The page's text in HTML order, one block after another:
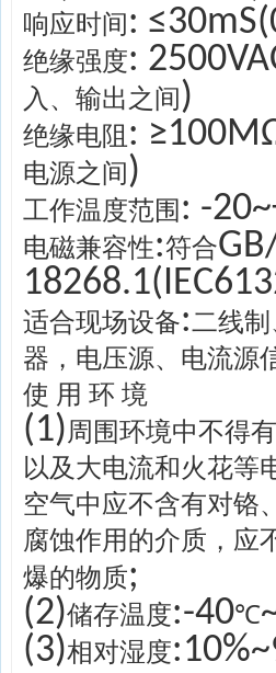
响应时间:
绝缘强度:
入、输出之间)
绝缘电阻 :
电源之间)
工作温度范围 : -
电磁兼容性:符合
适合现场设备:二线
器，电压源、电流源
使 用 环 境
(1)周围环境中不得
以及大电流和火花等
空气中应不含有对铬
腐蚀作用的介质，应
爆的物质;
(2)储存温度:-40℃
(3)相对湿度